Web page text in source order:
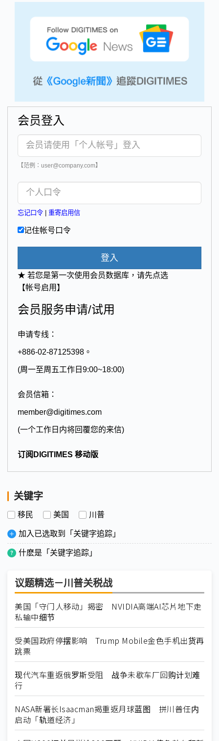
会员登入
【范例：user@company.com】
忘记口令 重寄启用信
记住帐号口令
登入
★ 若您是第一次使用会员数据库，请先点选
【帐号启用】
会员服务申请/试用
申请专线：
+886-02-87125398。
(周一至周五工作日9:00~18:00)
会员信箱：
member@digitimes.com
(一个工作日内将回覆您的来信)
订阅DIGITIMES 移动版
关键字
移民 美国 川普
加入已选取到「关键字追踪」
什麽是「关键字追踪」
议题精选－川普关税战
美国「守门人移动」揭密 NVIDIA高端AI芯片地下走
私输中细节
受美国政府停摆影响 Trump Mobile金色手机出货再
跳票
现代汽车重返俄罗斯受阻 战争未歇车厂回购计划难
行
NASA新署长Isaacman揭重返月球蓝图 拼川普任内
启动「轨道经济」